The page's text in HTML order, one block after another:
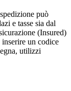
può
e tasse sia dal
(Insured)
un codice
utilizzi